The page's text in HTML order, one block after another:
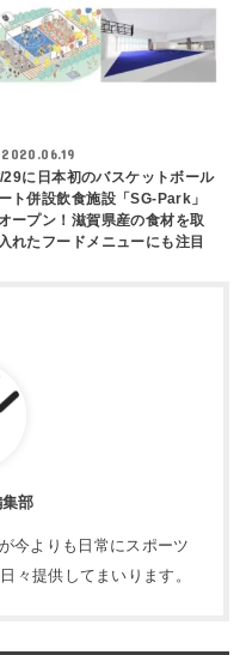
2020.06.19
29に日本初のバスケットボール
ト併設飲食施設「SG-Park」
ープン！滋賀県産の食材を取
れたフードメニューにも注目
部
今よりも日常にスポーツ
々提供してまいります。